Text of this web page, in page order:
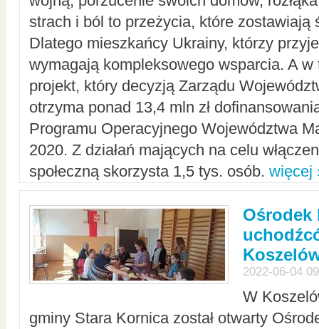
strach i ból to przeżycia, które zostawiają
Dlatego mieszkańcy Ukrainy, którzy
wymagają kompleksowego wsparcia. A w
projekt, który decyzją Zarządu
otrzyma ponad 13,4 mln zł
Programu Operacyjnego Województwa
2020. Z działań mających na celu
społeczną skorzysta 1,5 tys. osób. więcej
Ośrodek
2022-06-04
W
gminy Stara Kornica został otwarty